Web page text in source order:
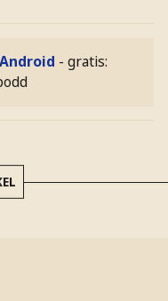
- gratis: